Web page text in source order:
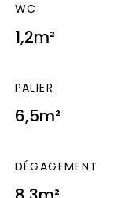
WC
1,2m²
PALIER
6,5m²
DÉGAGEMENT